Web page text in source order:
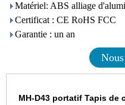
Matériel: ABS alliage
Certificat : CE RoHS FCC
Garantie : un an
MH-D43 portatif Tapis de